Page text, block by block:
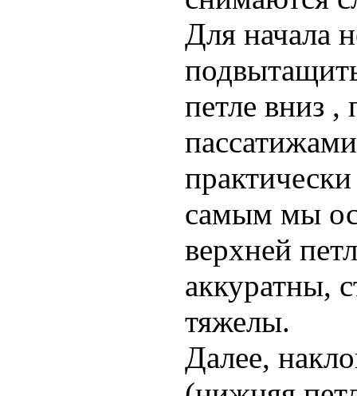
Для начала
петле вниз ,
самым мы
верхней
аккуратны,
тяжелы.
Далее,